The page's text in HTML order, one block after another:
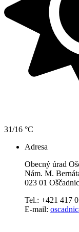
31/16 °C
Adresa
Obecný úrad
Nám. M.
023 01
Tel.: +421 417
E-mail: